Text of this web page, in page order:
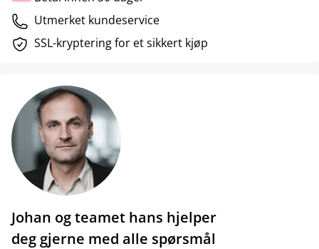
Utmerket kundeservice
SSL-kryptering for et sikkert kjøp
Johan og teamet hans hjelper
deg gjerne med alle spørsmål